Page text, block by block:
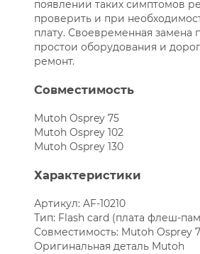
появлении таких симптомов
проверить и при
плату. Своевременная замена
простои оборудования и
ремонт.
Совместимость
Mutoh Osprey 75
Mutoh Osprey 102
Mutoh Osprey 130
Характеристики
Артикул: AF-10210
Тип: Flash card (плата флеш-
Совместимость: Mutoh Osprey
Оригинальная деталь Mutoh